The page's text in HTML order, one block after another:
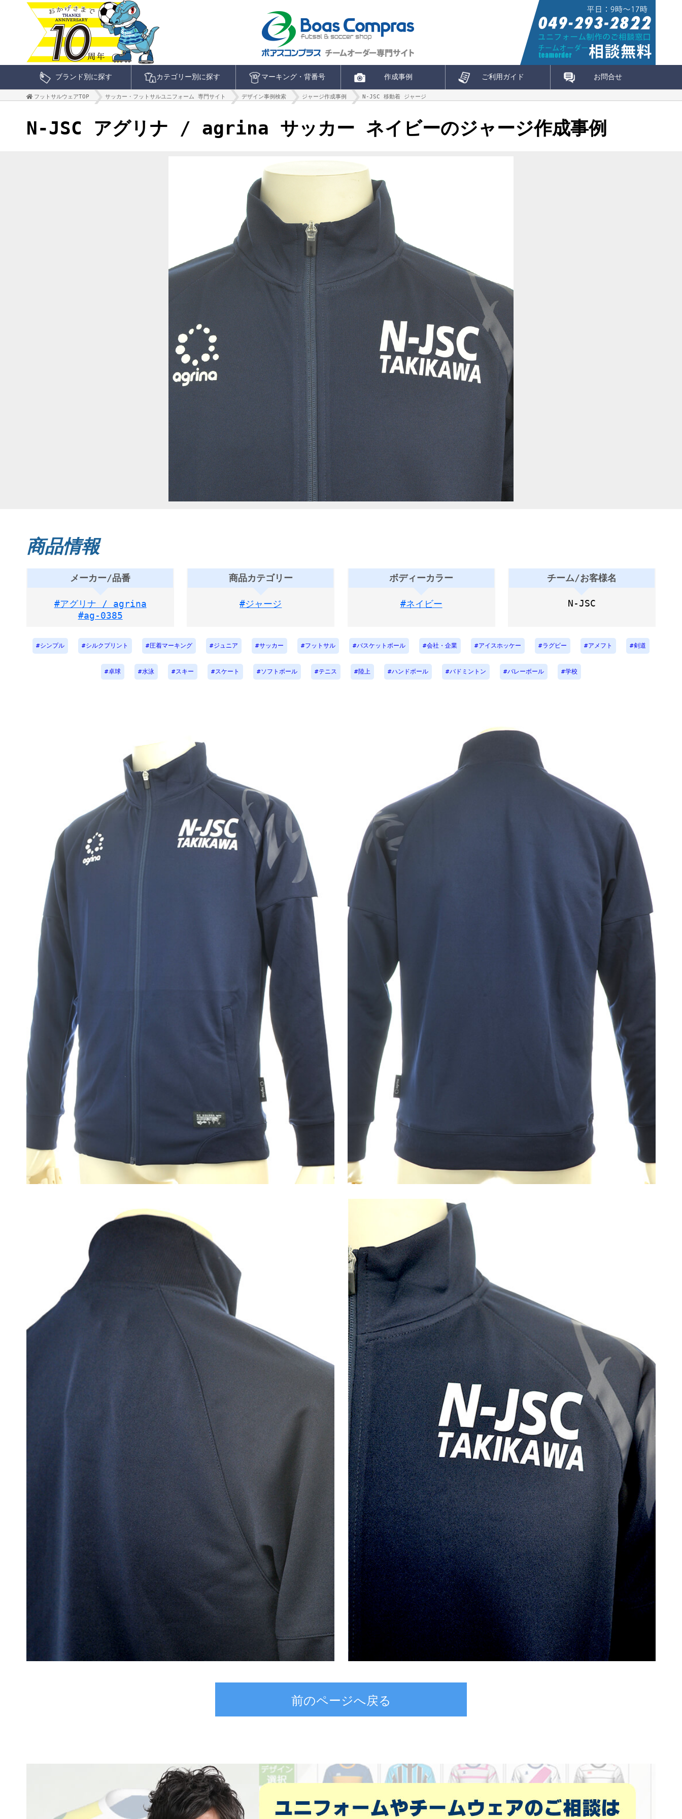
ブランド別に探す カテゴリー別に探す マーキング・背番号 作成事例 ご利用ガイド お問合せ
フットサルウェアTOP サッカー・フットサルユニフォーム 専門サイト デザイン事例検索 ジャージ作成事例 N-JSC 移動着 ジャージ
N-JSC アグリナ / agrina サッカー ネイビーのジャージ作成事例
商品情報
メーカー/品番
#アグリナ / agrina
#ag-0385
商品カテゴリー
#ジャージ
ボディーカラー
#ネイビー
チーム/お客様名
N-JSC
シンプル シルクプリント 圧着マーキング ジュニア サッカー フットサル バスケットボール 会社・企業 アイスホッケー ラグビー アメフト 剣道
卓球 水泳 スキー スケート ソフトボール テニス 陸上 ハンドボール バドミントン バレーボール 学校
前のページへ戻る